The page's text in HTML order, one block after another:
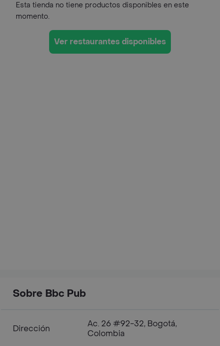
Esta tienda no tiene productos disponibles en este
momento.
Ver restaurantes disponibles
Sobre Bbc Pub
Dirección
Ac. 26 #92-32, Bogotá,
Colombia